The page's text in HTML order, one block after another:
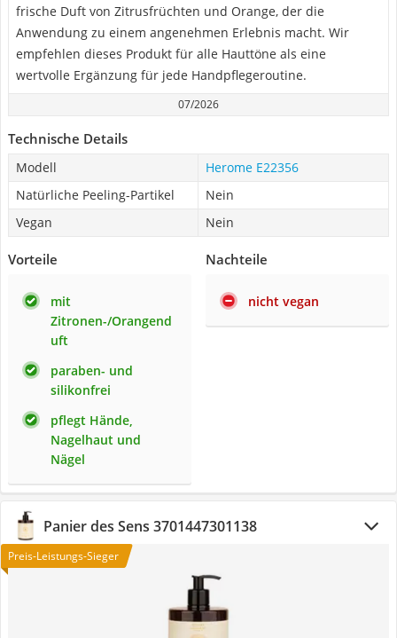
frische Duft von Zitrusfrüchten und Orange, der die
Anwendung zu einem angenehmen Erlebnis macht. Wir
empfehlen dieses Produkt für alle Hauttöne als eine
wertvolle Ergänzung für jede Handpflegeroutine.
07/2026
Technische Details
Modell
Herome ‎E22356
Natürliche Peeling-Partikel
Nein
Vegan
Nein
Vorteile
mit
Zitronen-/Orangend
uft
paraben- und
silikonfrei
pflegt Hände,
Nagelhaut und
Nägel
Nachteile
nicht vegan
Panier des Sens ‎3701447301138
Preis-Leistungs-Sieger